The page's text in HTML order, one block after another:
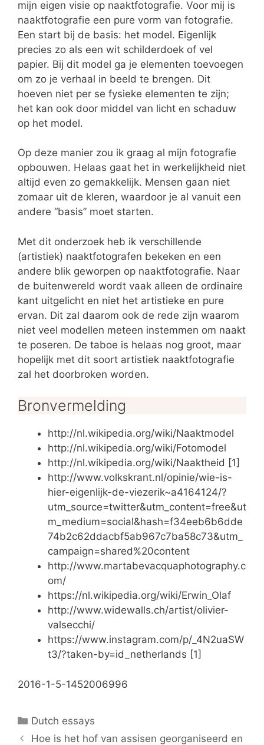
mijn eigen visie op naaktfotografie. Voor mij is
naaktfotografie een pure vorm van fotografie.
Een start bij de basis: het model. Eigenlijk
precies zo als een wit schilderdoek of vel
papier. Bij dit model ga je elementen toevoegen
om zo je verhaal in beeld te brengen. Dit
hoeven niet per se fysieke elementen te zijn;
het kan ook door middel van licht en schaduw
op het model.
Op deze manier zou ik graag al mijn fotografie
opbouwen. Helaas gaat het in werkelijkheid niet
altijd even zo gemakkelijk. Mensen gaan niet
zomaar uit de kleren, waardoor je al vanuit een
andere “basis” moet starten.
Met dit onderzoek heb ik verschillende
(artistiek) naaktfotografen bekeken en een
andere blik geworpen op naaktfotografie. Naar
de buitenwereld wordt vaak alleen de ordinaire
kant uitgelicht en niet het artistieke en pure
ervan. Dit zal daarom ook de rede zijn waarom
niet veel modellen meteen instemmen om naakt
te poseren. De taboe is helaas nog groot, maar
hopelijk met dit soort artistiek naaktfotografie
zal het doorbroken worden.
Bronvermelding
http://nl.wikipedia.org/wiki/Naaktmodel
http://nl.wikipedia.org/wiki/Fotomodel
http://nl.wikipedia.org/wiki/Naaktheid [1]
http://www.volkskrant.nl/opinie/wie-is-
hier-eigenlijk-de-viezerik~a4164124/?
utm_source=twitter&utm_content=free&ut
m_medium=social&hash=f34eeb6b6dde
74b2c62ddacbf5ab967c7ba58c73&utm_
campaign=shared%20content
http://www.martabevacquaphotography.c
om/
https://nl.wikipedia.org/wiki/Erwin_Olaf
http://www.widewalls.ch/artist/olivier-
valsecchi/
https://www.instagram.com/p/_4N2uaSW
t3/?taken-by=id_netherlands [1]
2016-1-5-1452006996
Categories
Dutch essays
Hoe is het hof van assisen georganiseerd en